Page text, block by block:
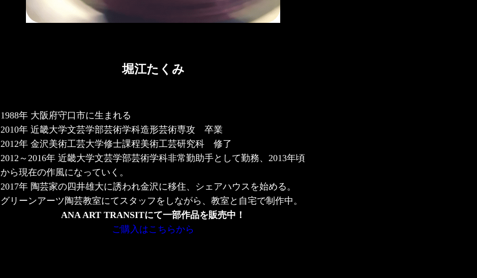
堀江たくみ
1988年 大阪府守口市に生まれる
2010年 近畿大学文芸学部芸術学科造形芸術専攻 卒業
2012年 金沢美術工芸大学修士課程美術工芸研究科 修了
2012～2016年 近畿大学文芸学部芸術学科非常勤助手として勤務、2013年頃
から現在の作風になっていく。
2017年 陶芸家の四井雄大に誘われ金沢に移住、シェアハウスを始める。
グリーンアーツ陶芸教室にてスタッフをしながら、教室と自宅で制作中。
ANA ART TRANSITにて一部作品を販売中！
ご購入はこちらから